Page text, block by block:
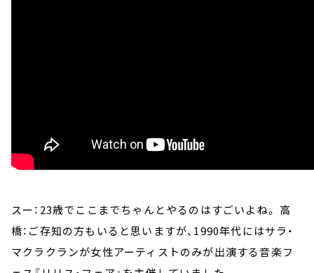
スー：23歳でここまでちゃんとやるのはすごいよね。 高
橋：ご存知の方もいると思いますが、1990年代にはサラ・
マクラクランが女性アーティストのみが出演する音楽フ